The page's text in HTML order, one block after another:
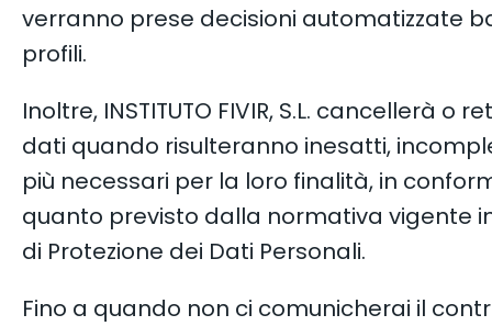
verranno prese decisioni automatizzate
profili.
Inoltre, INSTITUTO FIVIR, S.L. cancellerà o
dati quando risulteranno inesatti,
più necessari per la loro finalità, in
quanto previsto dalla normativa vigente
di Protezione dei Dati Personali.
Fino a quando non ci comunicherai il